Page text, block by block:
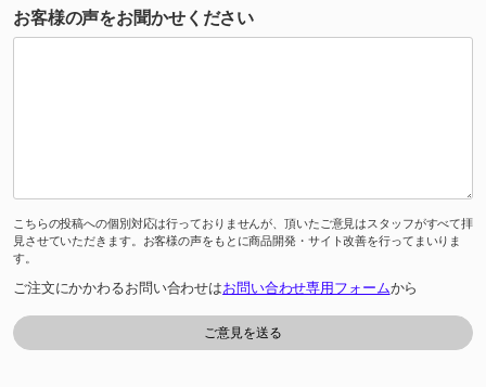
お客様の声をお聞かせください
こちらの投稿への個別対応は行っておりませんが、頂いたご意見はスタッフがすべて拝
見させていただきます。お客様の声をもとに商品開発・サイト改善を行ってまいりま
す。
ご注文にかかわるお問い合わせはお問い合わせ専用フォームから